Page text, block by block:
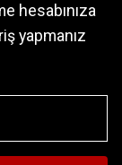
hesabınıza
yapmanız